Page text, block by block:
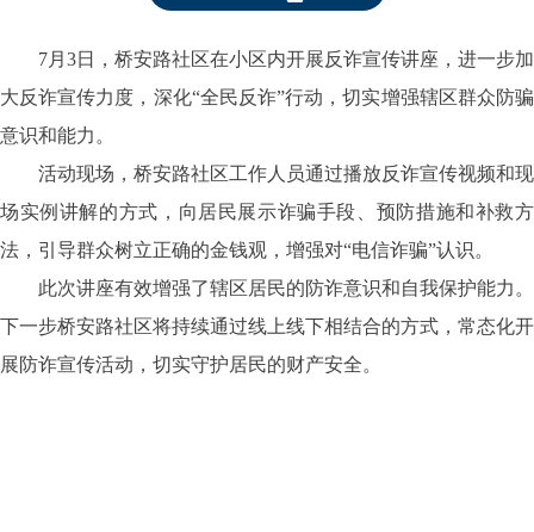
7月 3日， 桥安路社区在小区内开展反诈宣传讲座，进一步加
大反诈宣传力度，深化“全民反诈”行动，切实增强辖区群众防骗
意识和能力。
活动现场， 桥安路社区工作人员通过播放反诈宣传视频和现
场实例讲解的方式 ，向 居民展示诈骗手段、预防措施和补救方
法，引导群众树立正确的金钱观，增强对“电信诈骗”认识。
此次讲座有效增强了辖区居民的防诈意识和自我保护能力 。
下一步桥安路社区将持续通过线上线下相结合的方式，常态化开
展防诈宣传活动，切实守护居民的财产安全。